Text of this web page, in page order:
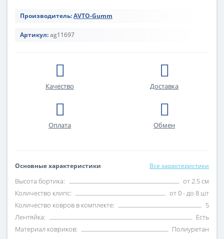
Производитель:AVTO-Gumm
Артикул:ag11697
Качество Доставка
Оплата Обмен
Основные характеристики Все характеристики
Высота бортика:
от 2.5 см
Количество клипс:
от 0 - до 8 шт
Количество ковров в комплекте:
5
Лентяйка:
Есть
Материал ковриков:
Полиуретан